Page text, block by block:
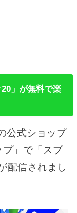
」が無料で楽
公式ショップ
プ」で「スプ
配信されまし